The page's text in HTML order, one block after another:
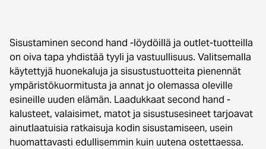
Sisustaminen second hand -löydöillä ja outlet-tuotteilla
on oiva tapa yhdistää tyyli ja vastuullisuus. Valitsemalla
käytettyjä huonekaluja ja sisustustuotteita pienennät
ympäristökuormitusta ja annat jo olemassa oleville
esineille uuden elämän. Laadukkaat second hand -
kalusteet, valaisimet, matot ja sisustusesineet tarjoavat
ainutlaatuisia ratkaisuja kodin sisustamiseen, usein
huomattavasti edullisemmin kuin uutena ostettaessa.